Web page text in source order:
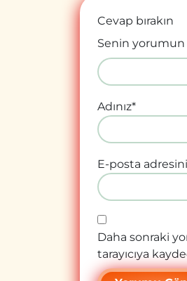
Cevap bırakın
Senin yorumun
Adınız*
E-posta
Daha sonraki
tarayıcıya